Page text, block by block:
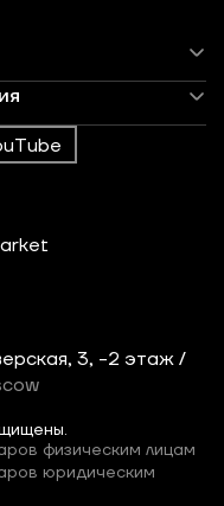
3, -2 этаж /
физическим лицам
юридическим